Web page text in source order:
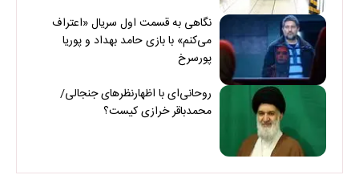
نگاهی به قسمت اول سریال «اعتراف
می‌کنم» با بازی حامد بهداد و پوریا
پورسرخ
روحانی‌ای با اظهارنظرهای جنجالی/
محمدباقر خرازی کیست؟